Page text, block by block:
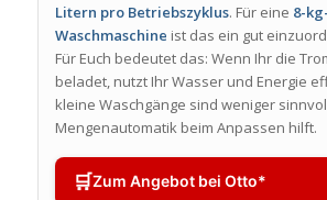
Litern pro Betriebszyklus. Für eine 8-kg-
Waschmaschine ist das ein gut
Für Euch bedeutet das: Wenn Ihr die
beladet, nutzt Ihr Wasser und Energie
kleine Waschgänge sind weniger
Mengenautomatik beim Anpassen hilft.
🛒Zum Angebot bei Otto*